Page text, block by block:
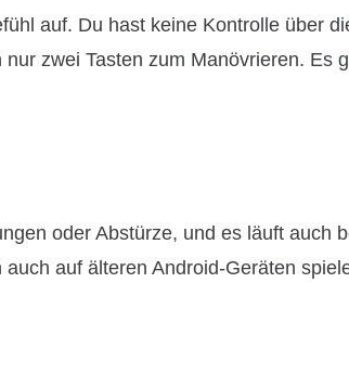
auf. Du hast keine Kontrolle über
zwei Tasten zum Manövrieren. Es
oder Abstürze, und es läuft auch
auf älteren Android-Geräten